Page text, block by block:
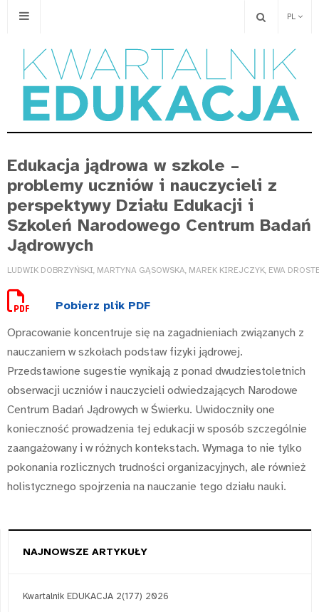
PL
Edukacja jądrowa w szkole –
problemy uczniów i nauczycieli z
perspektywy Działu Edukacji i
Szkoleń Narodowego Centrum Badań
Jądrowych
LUDWIK DOBRZYŃSKI, MARTYNA GĄSOWSKA, MAREK KIREJCZYK, EWA
Pobierz plik PDF
Opracowanie koncentruje się na zagadnieniach związanych z
nauczaniem w szkołach podstaw fizyki jądrowej.
Przedstawione sugestie wynikają z ponad dwudziestoletnich
obserwacji uczniów i nauczycieli odwiedzających Narodowe
Centrum Badań Jądrowych w Świerku. Uwidoczniły one
konieczność prowadzenia tej edukacji w sposób szczególnie
zaangażowany i w różnych kontekstach. Wymaga to nie tylko
pokonania rozlicznych trudności organizacyjnych, ale również
holistycznego spojrzenia na nauczanie tego działu nauki.
NAJNOWSZE ARTYKUŁY
Kwartalnik EDUKACJA 2(177) 2026